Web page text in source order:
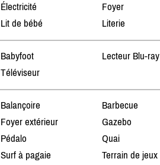
Électricité
Foyer
Lit de bébé
Literie
Babyfoot Lecteur Blu-ray
Téléviseur
Balançoire Barbecue
Foyer extérieur
Gazebo
Pédalo
Quai
Surf à pagaie
Terrain de jeux